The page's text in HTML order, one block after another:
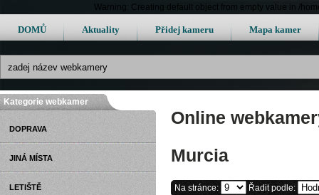
Warning: Creating default object from empty value in /
DOMŮ Aktuality Přidej kameru Mapa kamer
Online
Murcia
Na stránce: Řadit podle:
Kategorie webkamer
DOPRAVA
JINÁ MÍSTA
LETIŠTĚ